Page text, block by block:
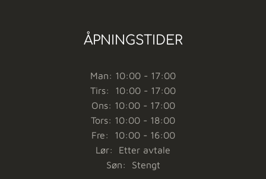
ÅPNINGSTIDER
Man: 10:00 - 17:00
Tirs: 10:00 - 17:00
Ons: 10:00 - 17:00
Tors: 10:00 - 18:00
Fre: 10:00 - 16:00
Lør: Etter avtale
Søn: Stengt